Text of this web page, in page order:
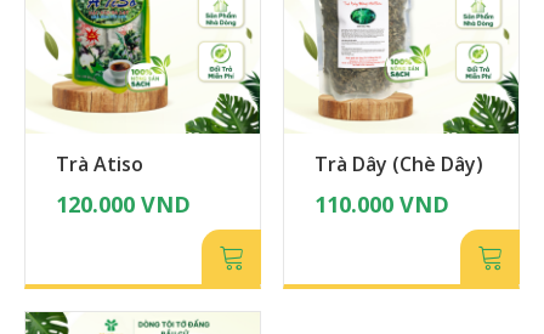
Trà Atiso
120.000 VND
Trà Dây (Chè Dây)
110.000 VND